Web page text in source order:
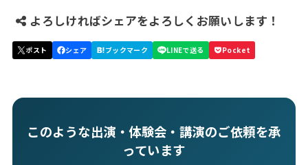
よろしければシェアをよろしくお願いします！
このような出演・体験会・講演のご依頼を承
っています